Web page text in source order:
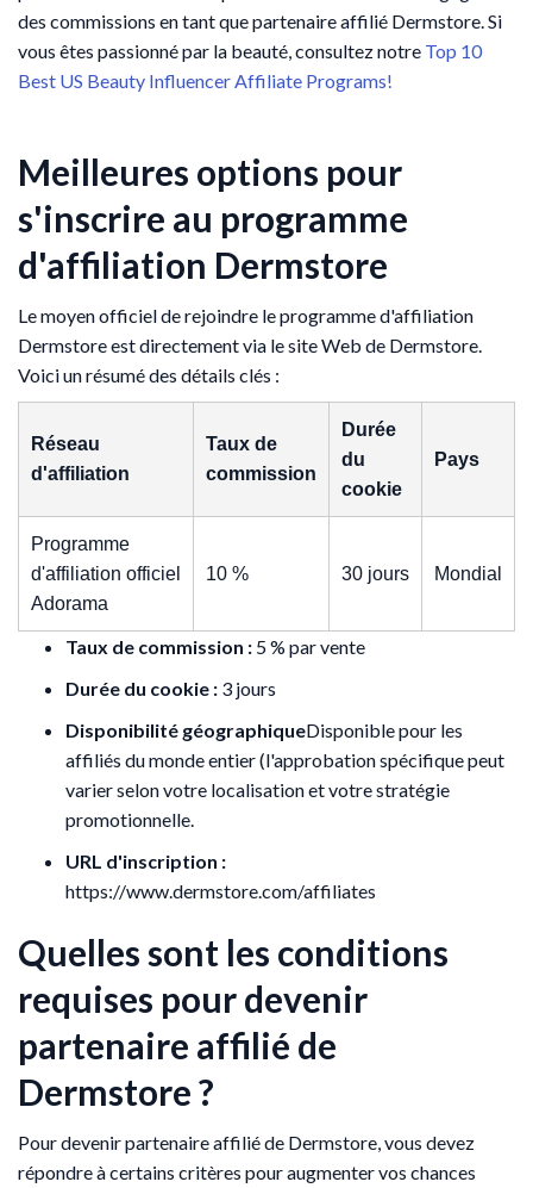
des commissions en tant que partenaire affilié Dermstore. Si
vous êtes passionné par la beauté, consultez notre Top 10
Best US Beauty Influencer Affiliate Programs!
Meilleures options pour
s'inscrire au programme
d'affiliation Dermstore
Le moyen officiel de rejoindre le programme d'affiliation
Dermstore est directement via le site Web de Dermstore.
Voici un résumé des détails clés :
Réseau
d'affiliation
Taux de
commission
Durée
du
cookie
Pays
Programme
d'affiliation officiel
Adorama
10 % 30 jours Mondial
Taux de commission : 5 % par vente
Durée du cookie : 3 jours
Disponibilité géographiqueDisponible pour les
affiliés du monde entier (l'approbation spécifique peut
varier selon votre localisation et votre stratégie
promotionnelle.
URL d'inscription :
https://www.dermstore.com/affiliates
Quelles sont les conditions
requises pour devenir
partenaire affilié de
Dermstore ?
Pour devenir partenaire affilié de Dermstore, vous devez
répondre à certains critères pour augmenter vos chances